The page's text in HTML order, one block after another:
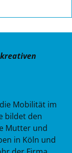
Mobilität im
bildet den
Mutter und
in Köln und